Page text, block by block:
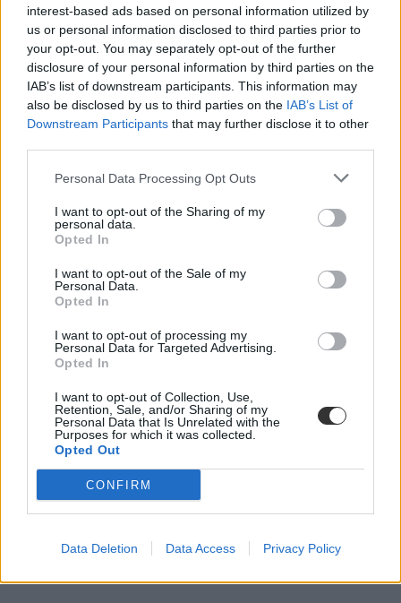
interest-based ads based on personal information utilized by
us or personal information disclosed to third parties prior to
your opt-out. You may separately opt-out of the further
disclosure of your personal information by third parties on the
IAB’s list of downstream participants. This information may
also be disclosed by us to third parties on the IAB’s List of
Downstream Participants that may further disclose it to other
Personal Data Processing Opt Outs
I want to opt-out of the Sharing of my
personal data.
Opted In
I want to opt-out of the Sale of my
Personal Data.
Opted In
I want to opt-out of processing my
Personal Data for Targeted Advertising.
Opted In
I want to opt-out of Collection, Use,
Retention, Sale, and/or Sharing of my
Personal Data that Is Unrelated with the
Purposes for which it was collected.
Opted Out
CONFIRM
Data Deletion Data Access Privacy Policy